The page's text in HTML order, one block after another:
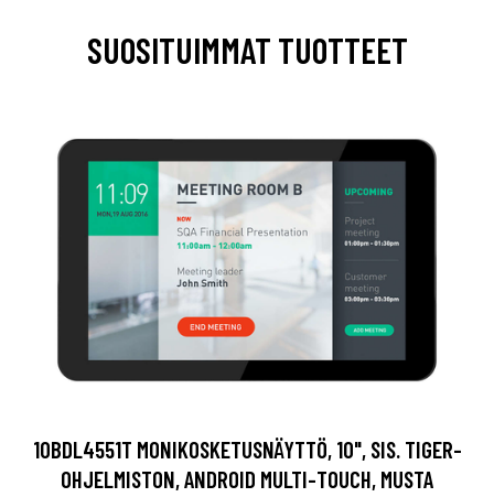
SUOSITUIMMAT TUOTTEET
10BDL4551T MONIKOSKETUSNÄYTTÖ, 10", SIS. TIGER-
OHJELMISTON, ANDROID MULTI-TOUCH, MUSTA